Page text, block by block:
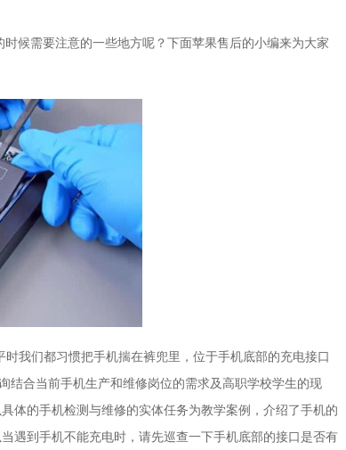
候需要注意的一些地方呢？下面苹果售后的小编来为大家
我们都习惯把手机揣在裤兜里，位于手机底部的充电接口
结合当前手机生产和维修岗位的需求及高职学校学生的现
体的手机检测与维修的实体任务为教学案例，介绍了手机的
遇到手机不能充电时，请先巡查一下手机底部的接口是否有